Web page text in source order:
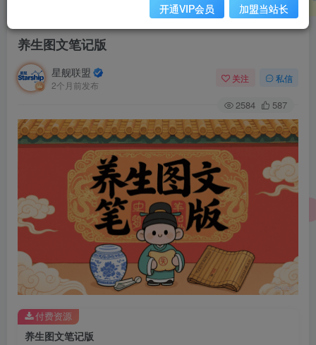
养生图文笔记版
星舰联盟
2个月前发布
关注 私信
2584 587
养生图文笔记版
付费资源
开通VIP会员 加盟当站长